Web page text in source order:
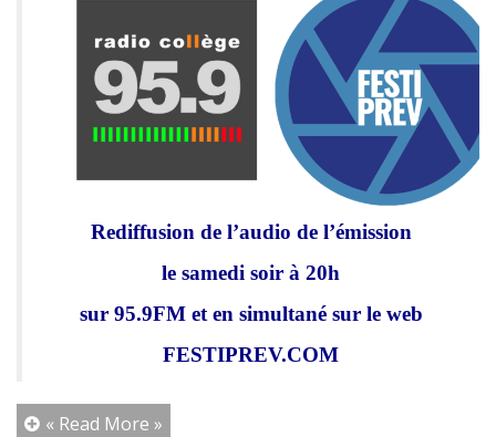
Rediffusion de l’audio de l’émission
le samedi soir à 20h
sur 95.9FM et en simultané sur le web
FESTIPREV.COM
« Read More »